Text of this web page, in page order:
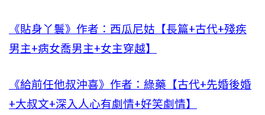
《貼身丫鬟》作者：西瓜尼姑【長篇+古代+殘疾
男主+病女喬男主+女主穿越】
《給前任他叔沖喜》作者：綠藥【古代+先婚後婚
+大叔文+深入人心有劇情+好笑劇情】